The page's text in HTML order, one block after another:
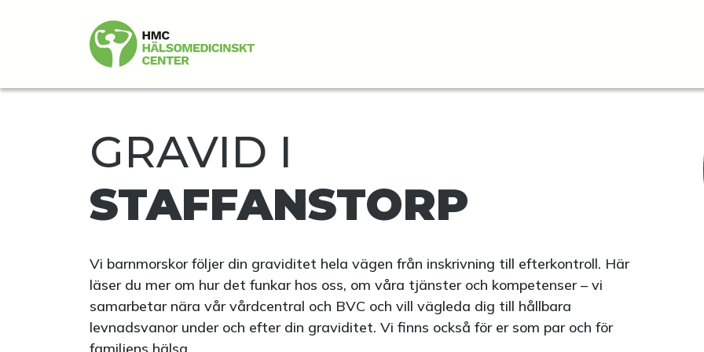
GRAVID I
STAFFANSTORP
Vi barnmorskor följer din graviditet hela vägen från inskrivning till efterkontroll. Här
läser du mer om hur det funkar hos oss, om våra tjänster och kompetenser – vi
samarbetar nära vår vårdcentral och BVC och vill vägleda dig till hållbara
levnadsvanor under och efter din graviditet. Vi finns också för er som par och för